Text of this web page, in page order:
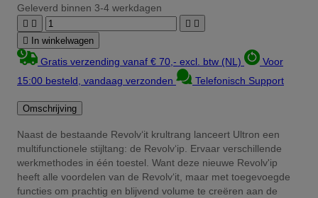
Geleverd binnen 3-4 werkdagen
   
 In winkelwagen
Gratis verzending vanaf € 70,- excl. btw (NL)
Voor
15:00 besteld, vandaag verzonden
Telefonisch Support
Omschrijving
Naast de bestaande Revolv‘it krultrang lanceert Ultron een
multifunctionele stijltang: de Revolv‘ip. Ervaar verschillende
werkmethodes in één toestel. Want deze nieuwe Revolv'ip
heeft alle voordelen van de Revolv‘it, maar met toegevoegde
functies om prachtig en blijvend volume te creëren aan de